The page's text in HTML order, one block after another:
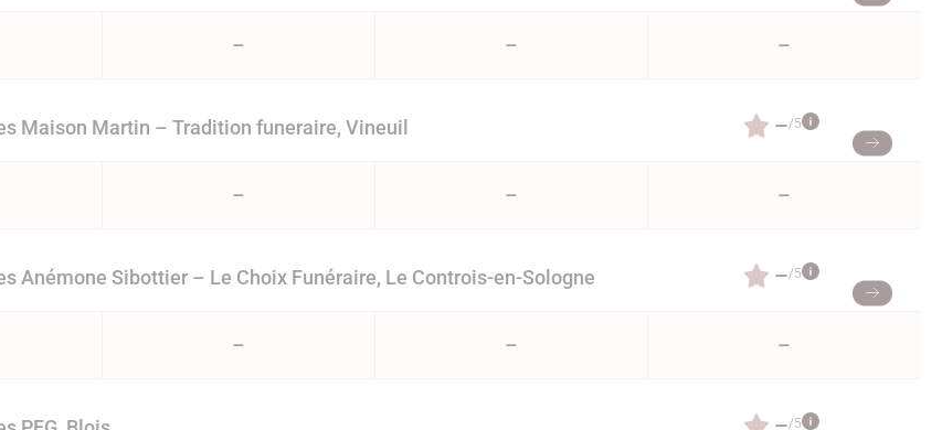
– – –
Maison Martin – Tradition funeraire, Vineuil –/5
– – –
Anémone Sibottier – Le Choix Funéraire, Le Controis-en-Sologne –/5
– – –
/5